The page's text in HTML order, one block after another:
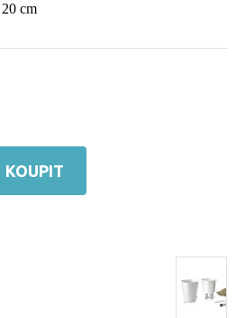
cm
KOUPIT